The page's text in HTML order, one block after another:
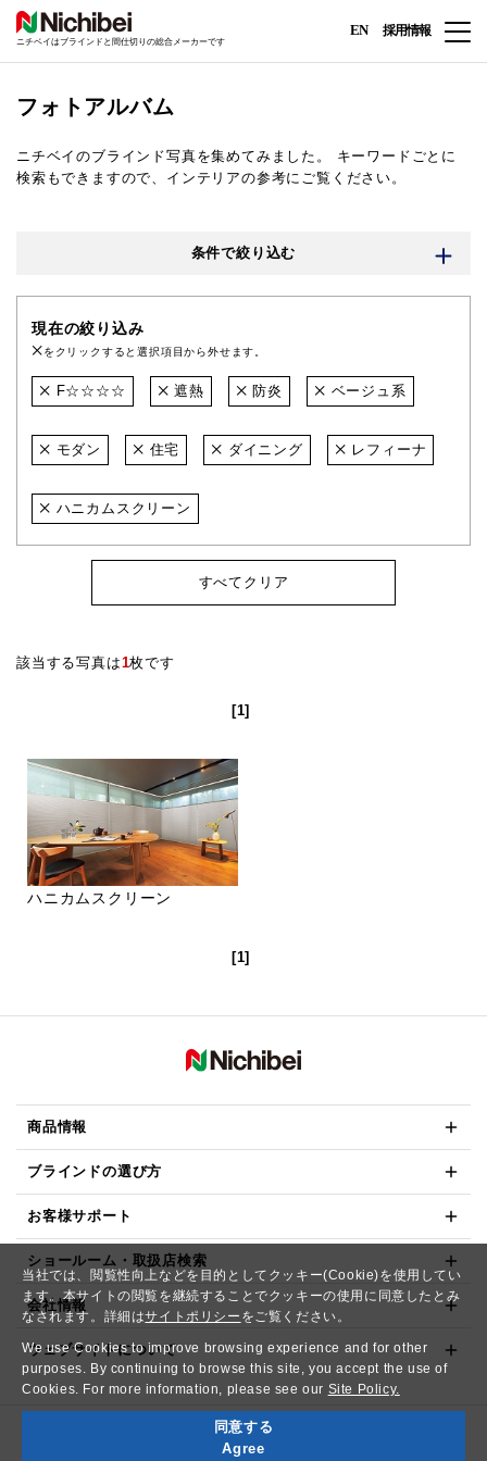
当社では、閲覧性向上などを目的としてクッキー(Cookie)を使用してい
ます。本サイトの閲覧を継続することでクッキーの使用に同意したとみ
なされます。詳細はサイトポリシー をご覧ください。
We use Cookies to improve browsing experience and for other
purposes. By continuing to browse this site, you accept the use of
Cookies. For more information, please see our Site Policy.
同意する
Agree
ニチベイはブラインドと間仕切りの総合メーカーです
EN 採用情報
フォトアルバム
ニチベイのブラインド写真を集めてみました。
キーワードごとに
検索もできますので、インテリアの参考にご覧ください。
条件で絞り込む
現在の絞り込み
をクリックすると選択項目から外せます。
F☆☆☆☆ 遮熱 防炎 ベージュ系
モダン 住宅 ダイニング レフィーナ
ハニカムスクリーン
すべてクリア
該当する写真は1枚です
[1]
ハニカムスクリーン
[1]
商品情報
ブラインドの選び方
お客様サポート
ショールーム・取扱店検索
会社情報
ウェブサイトについて
Copyright© NICHIBEI CO.,LTD. All Rights Reserved.